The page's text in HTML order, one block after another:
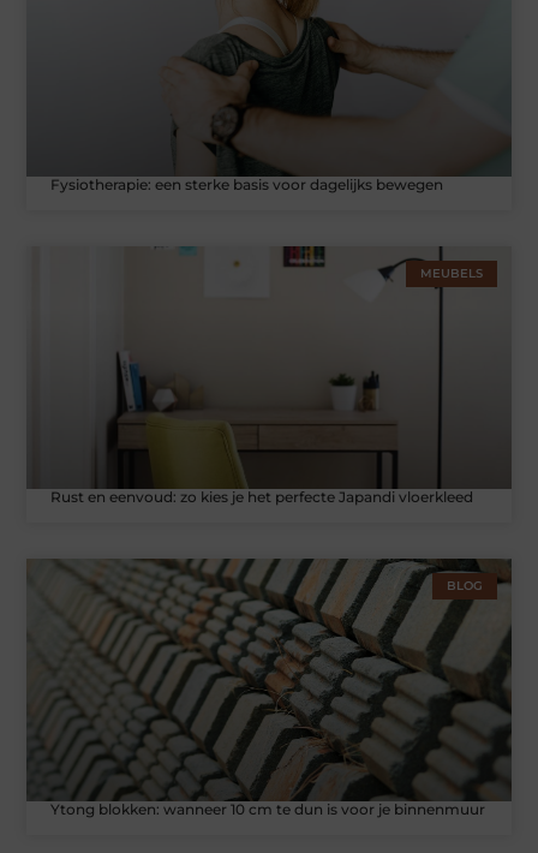
Fysiotherapie: een sterke basis voor dagelijks bewegen
MEUBELS
Rust en eenvoud: zo kies je het perfecte Japandi vloerkleed
BLOG
Ytong blokken: wanneer 10 cm te dun is voor je binnenmuur